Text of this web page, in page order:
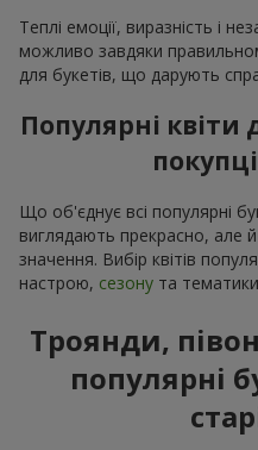
Теплі емоції, виразність і
можливо завдяки
для букетів, що дарують
Популярні квіти
Що об'єднує всі популярні
виглядають прекрасно, але
значення. Вибір квітів
настрою, сезону та
Троянди,
популярні